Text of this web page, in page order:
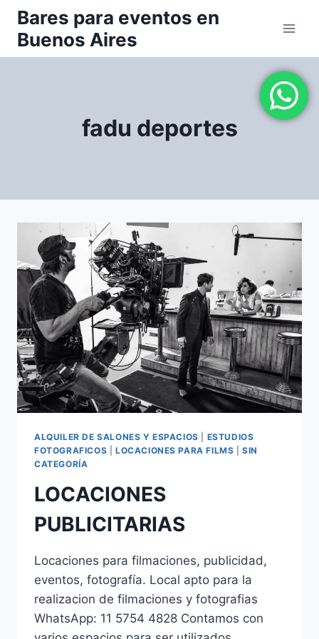
Saltar
contenido
Bares para eventos en
Buenos Aires
fadu deportes
ALQUILER DE SALONES Y ESPACIOS
ESTUDIOS
FOTOGRAFICOS
LOCACIONES PARA FILMS |SIN
CATEGORÍA
LOCACIONES
PUBLICITARIAS
Locaciones para filmaciones, publicidad,
eventos, fotografía. Local apto para la
realizacion de filmaciones y fotografias
WhatsApp: 11 5754 4828 Contamos con